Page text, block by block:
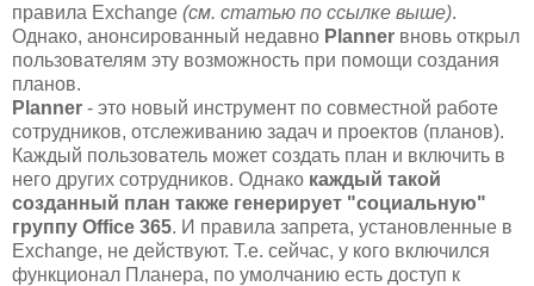
правила Exchange (см. статью по ссылке выше).
Однако, анонсированный недавно Planner вновь открыл
пользователям эту возможность при помощи создания
планов.
Planner - это новый инструмент по совместной работе
сотрудников, отслеживанию задач и проектов (планов).
Каждый пользователь может создать план и включить в
него других сотрудников. Однако каждый такой
созданный план также генерирует "социальную"
группу Office 365. И правила запрета, установленные в
Exchange, не действуют. Т.е. сейчас, у кого включился
функционал Планера, по умолчанию есть доступ к